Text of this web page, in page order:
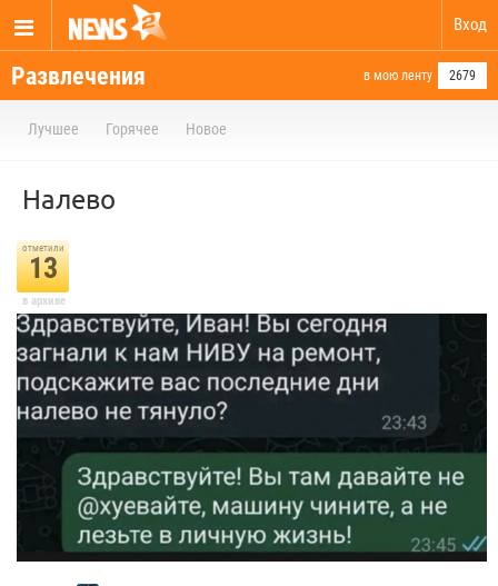
Вход
Развлечения в мою ленту 2679
Лучшее Горячее Новое
Налево
отметили
13
в архиве